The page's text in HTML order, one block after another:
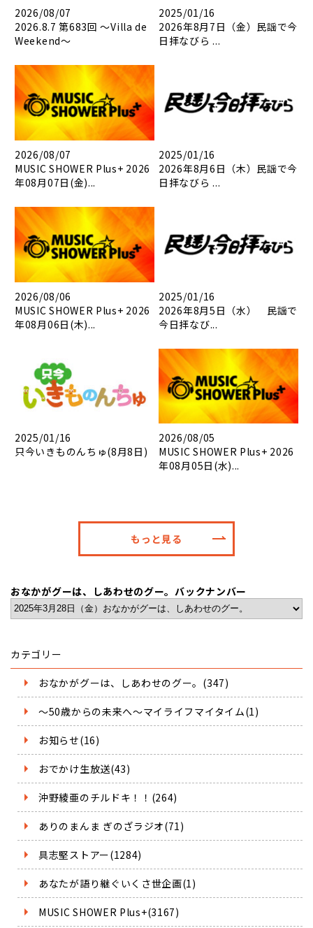
2026/08/07
2026.8.7 第683回 ～Villa de
Weekend～
2025/01/16
2026年8月7日（金）民謡で今
日拝なびら ...
2026/08/07
MUSIC SHOWER Plus+ 2026
年08月07日(金)...
2025/01/16
2026年8月6日（木）民謡で今
日拝なびら ...
2026/08/06
MUSIC SHOWER Plus+ 2026
年08月06日(木)...
2025/01/16
2026年8月5日（水） 民謡で
今日拝なび...
2025/01/16
只今いきものんちゅ(8月8日)
2026/08/05
MUSIC SHOWER Plus+ 2026
年08月05日(水)...
もっと見る
おなかがグーは、しあわせのグー。バックナンバー
カテゴリー
おなかがグーは、しあわせのグー。(347)
～50歳からの未来へ～マイライフマイタイム(1)
お知らせ(16)
おでかけ生放送(43)
沖野綾亜のチルドキ！！(264)
ありのまんま ぎのざラジオ(71)
具志堅ストアー(1284)
あなたが語り継ぐいくさ世企画(1)
MUSIC SHOWER Plus+(3167)